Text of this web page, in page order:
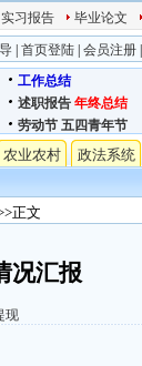
实习报告 毕业论文
首页登陆 会员注册
工作总结
述职报告 年终总结
劳动节 五四青年节
农业农村 政法系统
正文
况汇报
现